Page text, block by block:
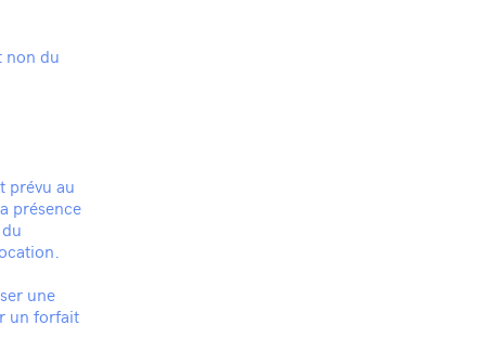
non du
prévu au
présence
une
un forfait